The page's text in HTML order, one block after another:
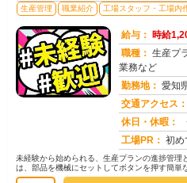
生産管理 職業紹介 工場スタッフ・工場内
給与： 時給
職種： 生産プ
業務など
勤務地： 愛知
交通アクセス：
休日・休暇：
工場PR： 初めての社会人
未経験から始められる、生産プランの進捗管理
は、部品を機械にセットしてボタンを押す簡単
てPCを使ったデータ入力といった作...